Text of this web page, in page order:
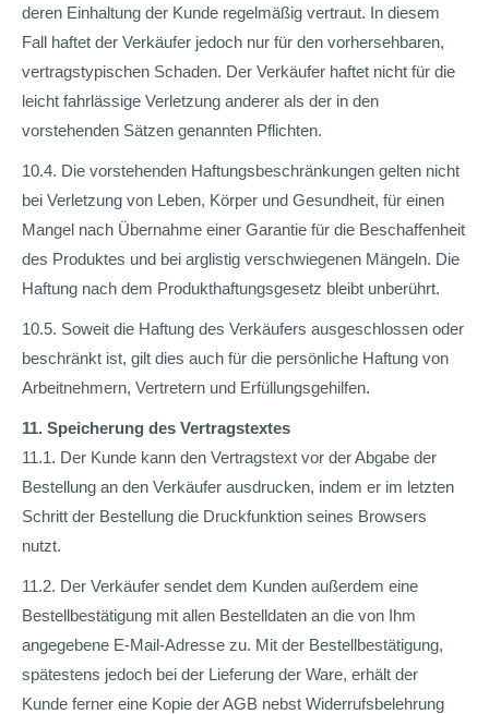
deren Einhaltung der Kunde regelmäßig vertraut. In diesem
Fall haftet der Verkäufer jedoch nur für den vorhersehbaren,
vertragstypischen Schaden. Der Verkäufer haftet nicht für die
leicht fahrlässige Verletzung anderer als der in den
vorstehenden Sätzen genannten Pflichten.
10.4. Die vorstehenden Haftungsbeschränkungen gelten nicht
bei Verletzung von Leben, Körper und Gesundheit, für einen
Mangel nach Übernahme einer Garantie für die Beschaffenheit
des Produktes und bei arglistig verschwiegenen Mängeln. Die
Haftung nach dem Produkthaftungsgesetz bleibt unberührt.
10.5. Soweit die Haftung des Verkäufers ausgeschlossen oder
beschränkt ist, gilt dies auch für die persönliche Haftung von
Arbeitnehmern, Vertretern und Erfüllungsgehilfen.
11. Speicherung des Vertragstextes
11.1. Der Kunde kann den Vertragstext vor der Abgabe der
Bestellung an den Verkäufer ausdrucken, indem er im letzten
Schritt der Bestellung die Druckfunktion seines Browsers
nutzt.
11.2. Der Verkäufer sendet dem Kunden außerdem eine
Bestellbestätigung mit allen Bestelldaten an die von Ihm
angegebene E-Mail-Adresse zu. Mit der Bestellbestätigung,
spätestens jedoch bei der Lieferung der Ware, erhält der
Kunde ferner eine Kopie der AGB nebst Widerrufsbelehrung